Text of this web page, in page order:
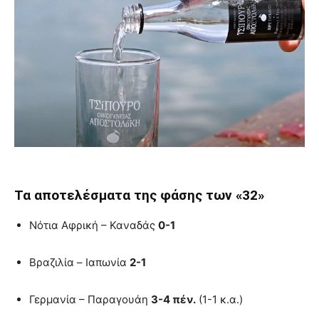
Τα αποτελέσματα της φάσης των «32»
Νότια Αφρική – Καναδάς 0-1
Βραζιλία – Ιαπωνία 2-1
Γερμανία – Παραγουάη 3-4 πέν. (1-1 κ.α.)